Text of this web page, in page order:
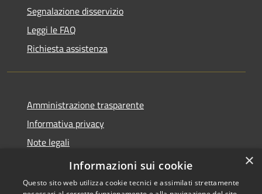
Segnalazione disservizio
Leggi le FAQ
Richiesta assistenza
Amministrazione trasparente
Informativa privacy
Note legali
Dichiarazione di accessibilità
×
Informazioni sui cookie
Questo sito web utilizza cookie tecnici e assimilati strettamente